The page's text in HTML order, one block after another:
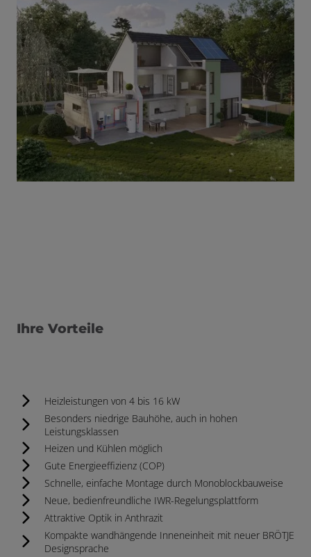
Ihre Vorteile
Heizleistungen von 4 bis 16 kW
Besonders niedrige Bauhöhe, auch in hohen
Leistungsklassen
Heizen und Kühlen möglich
Gute Energieeffizienz (COP)​​
Schnelle, einfache Montage durch Monoblockbauweise
Neue, bedienfreundliche IWR-Regelungsplattform
Attraktive Optik in Anthrazit
Kompakte wandhängende Inneneinheit mit neuer BRÖTJE
Designsprache